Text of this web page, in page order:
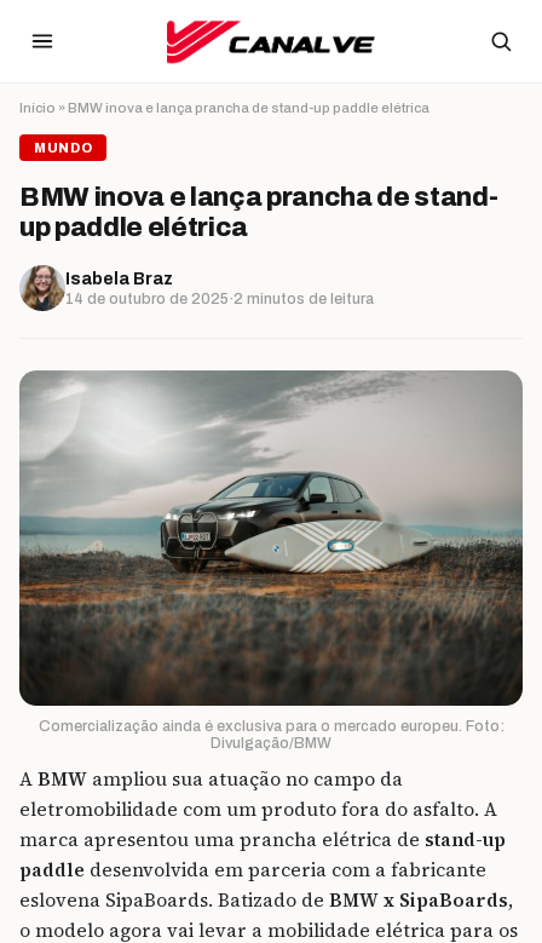
Início » BMW inova e lança prancha de stand-up paddle elétrica
MUNDO
BMW inova e lança prancha de stand-
up paddle elétrica
Isabela Braz
14 de outubro de 2025·2 minutos de leitura
Comercialização ainda é exclusiva para o mercado europeu. Foto:
Divulgação/BMW
ABMW ampliou sua atuação no campo da
eletromobilidade com um produto fora do asfalto. A
marca apresentou uma prancha elétrica de stand-up
paddle desenvolvida em parceria com a fabricante
eslovena SipaBoards. Batizado de BMW x SipaBoards,
o modelo agora vai levar a mobilidade elétrica para os